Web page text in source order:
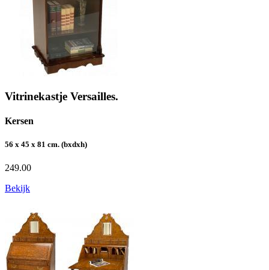
Vitrinekastje Versailles.
Kersen
56 x 45 x 81 cm. (bxdxh)
249.00
Bekijk